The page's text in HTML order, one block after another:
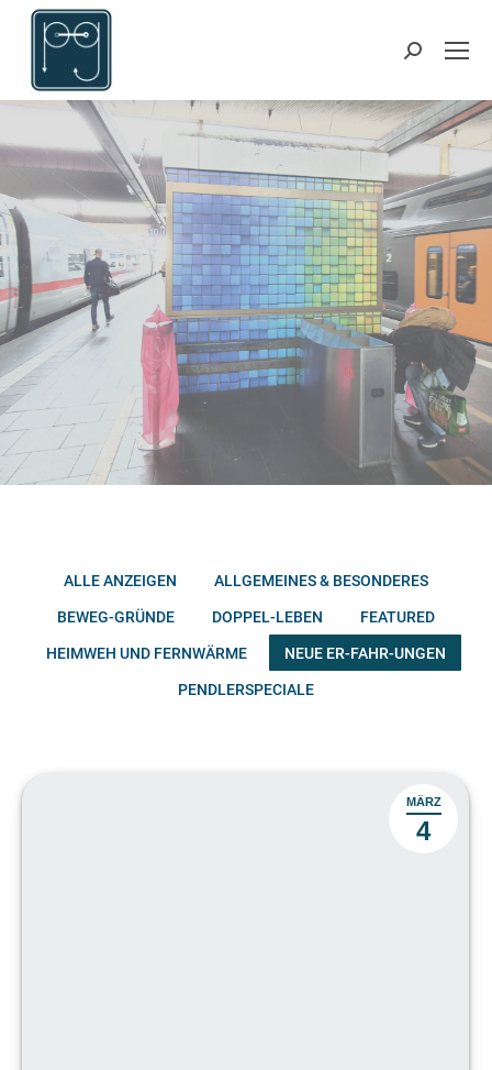
ALLE ANZEIGEN ALLGEMEINES & BESONDERES
BEWEG-GRÜNDE DOPPEL-LEBEN FEATURED
HEIMWEH UND FERNWÄRME NEUE ER-FAHR-UNGEN
PENDLERSPECIALE
MÄRZ
4